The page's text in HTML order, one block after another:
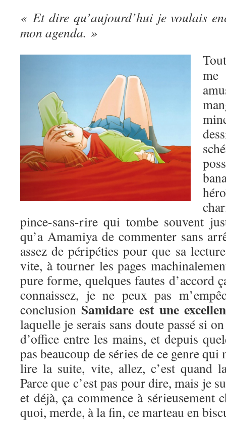
« Et dire qu’aujourd’hui je voulais
mon agenda. »
pince-sans-rire qui tombe souvent
qu’a Amamiya de commenter sans
assez de péripéties pour que sa
vite, à tourner les pages
pure forme, quelques fautes d’accord
connaissez, je ne peux pas
conclusion Samidare est une
laquelle je serais sans doute passé si
d’office entre les mains, et depuis
pas beaucoup de séries de ce genre
lire la suite, vite, allez, c’est quand
Parce que c’est pas pour dire, mais je
et déjà, ça commence à sérieusement
quoi, merde, à la fin, ce marteau en